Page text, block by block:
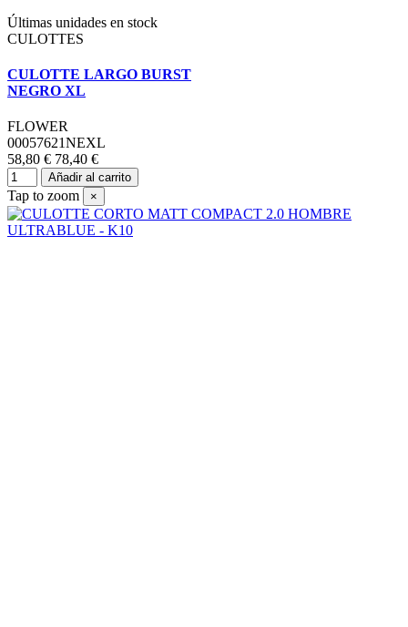
Últimas unidades en stock
CULOTTES
CULOTTE LARGO BURST
NEGRO XL
FLOWER
00057621NEXL
58,80 € 78,40 €
Añadir al carrito
Tap to zoom ×